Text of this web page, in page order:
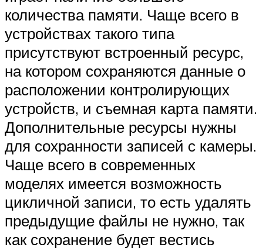
количества памяти. Чаще всего в
устройствах такого типа
присутствуют встроенный ресурс,
на котором сохраняются данные о
расположении контролирующих
устройств, и съемная карта памяти.
Дополнительные ресурсы нужны
для сохранности записей с камеры.
Чаще всего в современных
моделях имеется возможность
цикличной записи, то есть удалять
предыдущие файлы не нужно, так
как сохранение будет вестись